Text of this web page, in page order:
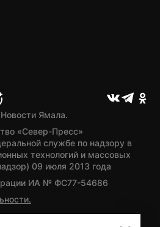
Ямала.
«Север-Пресс»
службе по надзору в
технологий и массовых
09 июля 2013 года
ИА № ФС77-54686